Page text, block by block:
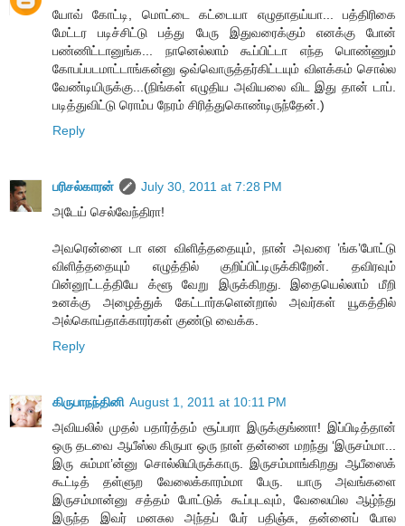
யோவ் கோட்டி, மொட்டை கட்டையா எழுதாதய்யா... பத்திரிகை
மேட்டர படிச்சிட்டு பத்து பேரு இதுவரைக்கும் எனக்கு போன்
பண்ணிட்டானுங்க... நானெல்லாம் கூப்பிட்டா எந்த பொண்ணும்
கோபப்படமாட்டாங்கன்னு ஒவ்வொருத்தர்கிட்டயும் விளக்கம் சொல்ல
வேண்டியிருக்கு...(நிங்கள் எழுதிய அவியலை விட இது தான் டாப்.
படித்துவிட்டு ரொம்ப நேரம் சிரித்துகொண்டிருந்தேன்.)
Reply
பரிசல்காரன்
July 30, 2011 at 7:28 PM
அடேய் செல்வேந்திரா!
அவரென்னை டா என விளித்ததையும், நான் அவரை ’ங்க’போட்டு
விளித்ததையும் எழுத்தில் குறிப்பிட்டிருக்கிறேன். தவிரவும்
பின்னூட்டத்தியே க்ளூ வேறு இருக்கிறது. இதையெல்லாம் மீறி
உனக்கு அழைத்துக் கேட்டார்களென்றால் அவர்கள் யூகத்தில்
அல்கொய்தாக்காரர்கள் குண்டு வைக்க.
Reply
கிருபாநந்தினி August 1, 2011 at 10:11 PM
அவியலில் முதல் பதார்த்தம் சூப்பரா இருக்குங்ணா! இப்பிடித்தான்
ஒரு தடவை ஆபீஸ்ல கிருபா ஒரு நாள் தன்னை மறந்து ‘இருசம்மா...
இரு சும்மா’ன்னு சொல்லியிருக்காரு. இருசம்மாங்கிறது ஆபீஸைக்
கூட்டித் தள்ளுற வேலைக்காரம்மா பேரு. யாரு அவங்களை
இருசம்மான்னு சத்தம் போட்டுக் கூப்புடவும், வேலையில ஆழ்ந்து
இருந்த இவர் மனசுல அந்தப் பேர் பதிஞ்சு, தன்னைப் போல